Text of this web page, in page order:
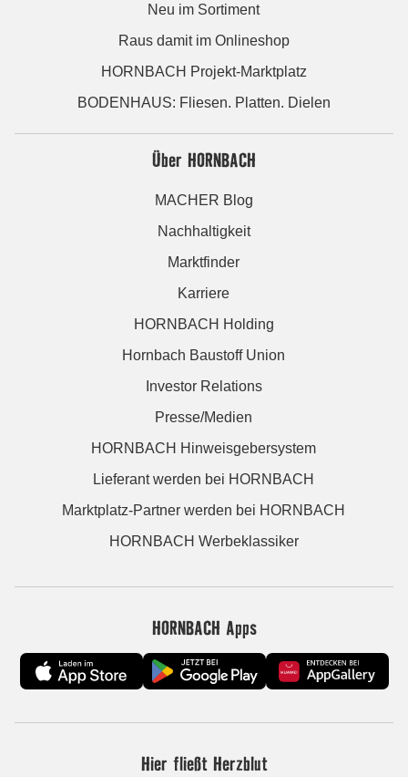
Neu im Sortiment
Raus damit im Onlineshop
HORNBACH Projekt-Marktplatz
BODENHAUS: Fliesen. Platten. Dielen
Über HORNBACH
MACHER Blog
Nachhaltigkeit
Marktfinder
Karriere
HORNBACH Holding
Hornbach Baustoff Union
Investor Relations
Presse/Medien
HORNBACH Hinweisgebersystem
Lieferant werden bei HORNBACH
Marktplatz-Partner werden bei HORNBACH
HORNBACH Werbeklassiker
HORNBACH Apps
Hier fließt Herzblut